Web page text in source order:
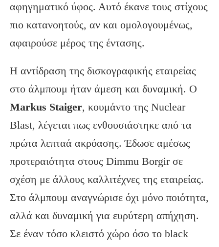
αφηγηματικό ύφος. Αυτό έκανε τους στίχους
πιο κατανοητούς, αν και ομολογουμένως,
αφαιρούσε μέρος της έντασης.
Η αντίδραση της δισκογραφικής εταιρείας
στο άλμπουμ ήταν άμεση και δυναμική. Ο
Markus Staiger, κουμάντο της Nuclear
Blast, λέγεται πως ενθουσιάστηκε από τα
πρώτα λεπταά ακρόασης. Έδωσε αμέσως
προτεραιότητα στους Dimmu Borgir σε
σχέση με άλλους καλλιτέχνες της εταιρείας.
Στο άλμπουμ αναγνώρισε όχι μόνο ποιότητα,
αλλά και δυναμική για ευρύτερη απήχηση.
Σε έναν τόσο κλειστό χώρο όσο το black